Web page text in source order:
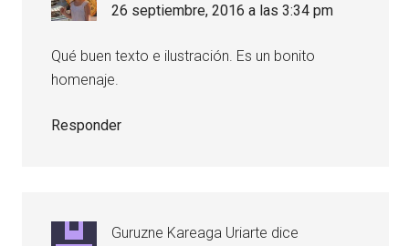
26 septiembre, 2016 a las 3:34 pm
Qué buen texto e ilustración. Es un bonito
homenaje.
Responder
Guruzne Kareaga Uriarte dice